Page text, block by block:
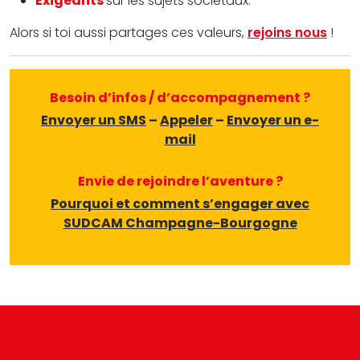
Alors si toi aussi partages ces valeurs, rejoins nous !
Besoin d’infos / d’accompagnement ?
Envoyer un SMS –Appeler– Envoyer un e-
mail
Envie de rejoindre l’aventure ?
Pourquoi et comment s’engager avec
SUDCAM Champagne-Bourgogne